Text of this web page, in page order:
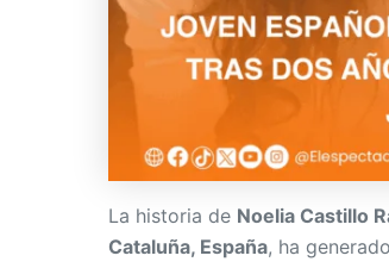
La historia de Noelia Castillo
Cataluña, España, ha generado